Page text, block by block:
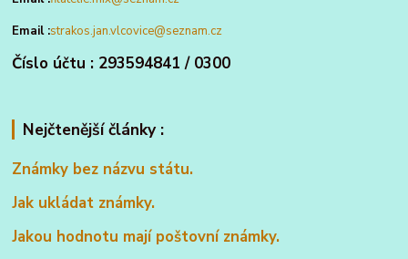
Email :strakos.jan.vlcovice@seznam.cz
Číslo účtu : 293594841 / 0300
Nejčtenější články :
Známky bez názvu státu.
Jak ukládat známky.
Jakou hodnotu mají poštovní známky.